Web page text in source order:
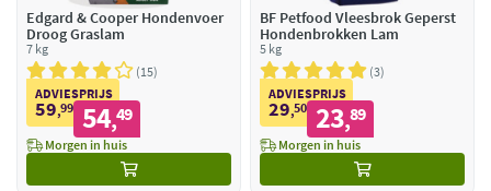
Edgard & Cooper Hondenvoer
Droog Graslam
7 kg
15
ADVIESPRIJS
59,99 54,49
Morgen in huis
BF Petfood Vleesbrok Geperst
Hondenbrokken Lam
5 kg
3
ADVIESPRIJS
29,50 23,89
Morgen in huis